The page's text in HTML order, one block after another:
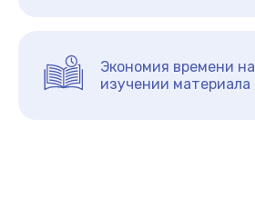
Экономия времени на
изучении материала